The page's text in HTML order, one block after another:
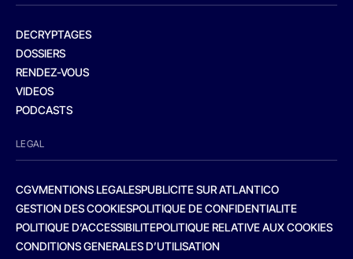
DECRYPTAGES
DOSSIERS
RENDEZ-VOUS
VIDEOS
PODCASTS
LEGAL
CGVMENTIONS LEGALESPUBLICITE SUR ATLANTICO
GESTION DES COOKIESPOLITIQUE DE CONFIDENTIALITE
POLITIQUE D’ACCESSIBILITEPOLITIQUE RELATIVE AUX COOKIES
CONDITIONS GENERALES D’UTILISATION